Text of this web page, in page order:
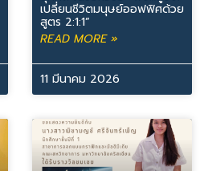
เปลี่ยนชีวิตมนุษย์ออฟฟิศด้วย
สูตร 2:1:1”
READ MORE »
11 มีนาคม 2026